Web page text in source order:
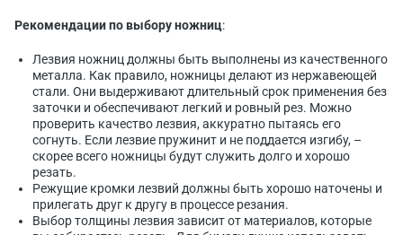
Рекомендации по выбору ножниц:
Лезвия ножниц должны быть выполнены из качественного
металла. Как правило, ножницы делают из нержавеющей
стали. Они выдерживают длительный срок применения без
заточки и обеспечивают легкий и ровный рез. Можно
проверить качество лезвия, аккуратно пытаясь его
согнуть. Если лезвие пружинит и не поддается изгибу, –
скорее всего ножницы будут служить долго и хорошо
резать.
Режущие кромки лезвий должны быть хорошо наточены и
прилегать друг к другу в процессе резания.
Выбор толщины лезвия зависит от материалов, которые